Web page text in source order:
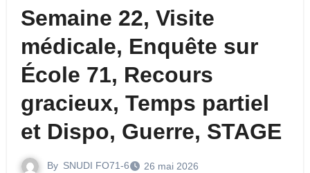
Semaine 22, Visite
médicale, Enquête sur
École 71, Recours
gracieux, Temps partiel
et Dispo, Guerre, STAGE
By SNUDI FO71-6 26 mai 2026